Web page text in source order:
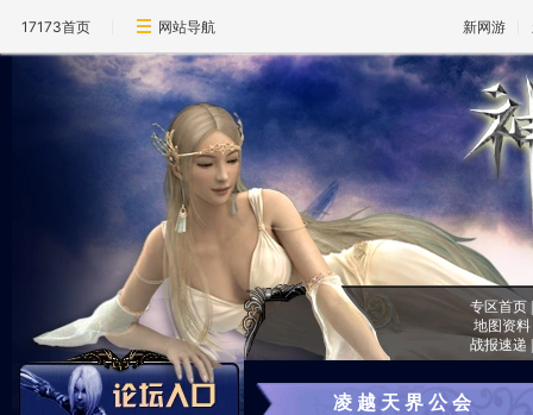
17173首页 网站导航 新网游
专区首页
地图资料
战报速递
凌 越 天 界 公 会